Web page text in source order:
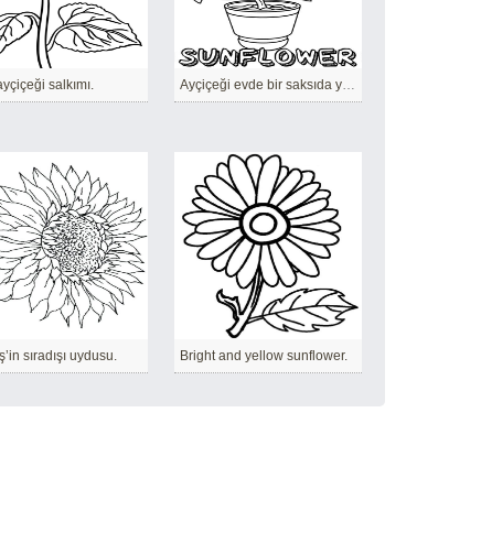
salkımı. Ayçiçeği evde bir saksıda yetiştirilebilir.
sıradışı uydusu. Bright and yellow sunflower.